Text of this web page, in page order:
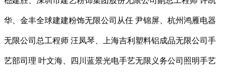
华、金丰全球建建粉饰无限公司从任 尹锦屏、杭州鸿雁电器
无限公司总工程师 汪凤琴、上海吉利塑料铝成品无限公司手
艺部司理 叶文海、四川蓝景光电手艺无限义务公司照明手艺